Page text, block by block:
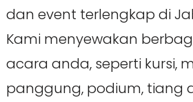
dan event terlengkap di
Kami menyewakan
acara anda, seperti kursi,
panggung, podium, tiang